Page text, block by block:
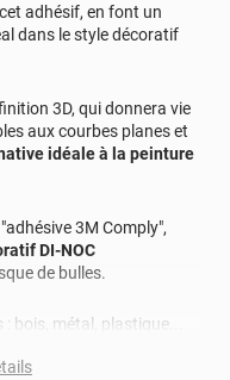
adhésif, en font un
dans le style décoratif
3D, qui donnera vie
aux courbes planes et
idéale à la peinture
3M Comply",
DI-NOC
de bulles.
bois, métal, plastique...
ans et devenant ainsi